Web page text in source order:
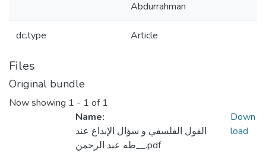
Abdurrahman
dc.type Article
Files
Original bundle
Now showing 1 - 1 of 1
Name:
القول الفلسفي و سؤال الإبداع عند
_طه عبد الرحمن_.pdf
Down
load